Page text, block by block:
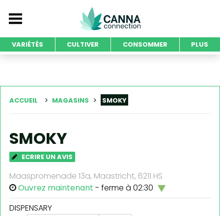
VARIÉTÉS CULTIVER CONSOMMER PLUS
ACCUEIL MAGASINS SMOKY
SMOKY
ECRIRE UN AVIS
Maaspromenade 13a, Maastricht, 6211 HS
Ouvrez maintenant - ferme à 02:30
DISPENSARY